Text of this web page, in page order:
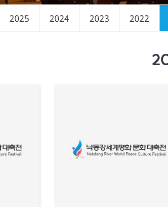
2025 2024 2023 2022